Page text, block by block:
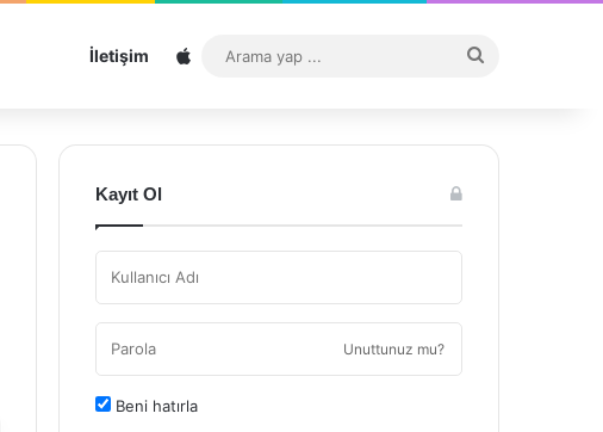
İletişim Sitemap
...
Kayıt Ol
Unuttunuz mu?
Beni hatırla